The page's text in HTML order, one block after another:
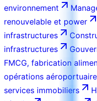
environnement
renouvelable et power
infrastructures
infrastructures
FMCG, fabrication
opérations
services immobiliers